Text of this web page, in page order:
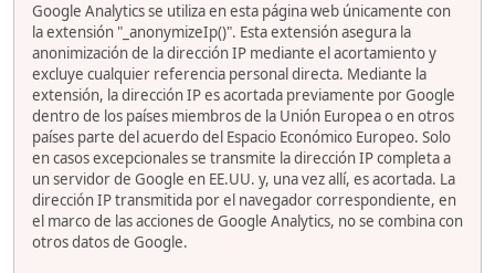
Google Analytics se utiliza en esta página web únicamente con
la extensión "_anonymizeIp()". Esta extensión asegura la
anonimización de la dirección IP mediante el acortamiento y
excluye cualquier referencia personal directa. Mediante la
extensión, la dirección IP es acortada previamente por Google
dentro de los países miembros de la Unión Europea o en otros
países parte del acuerdo del Espacio Económico Europeo. Solo
en casos excepcionales se transmite la dirección IP completa a
un servidor de Google en EE.UU. y, una vez allí, es acortada. La
dirección IP transmitida por el navegador correspondiente, en
el marco de las acciones de Google Analytics, no se combina con
otros datos de Google.